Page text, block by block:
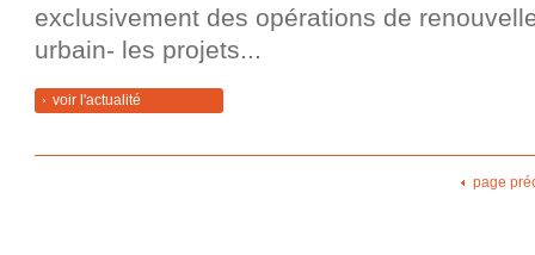
exclusivement des opérations de
urbain- les projets...
voir l'actualité
page